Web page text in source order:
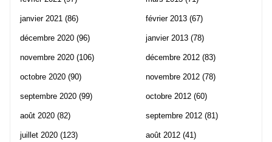
janvier 2021 (86)
décembre 2020 (96)
novembre 2020 (106)
octobre 2020 (90)
septembre 2020 (99)
août 2020 (82)
juillet 2020 (123)
février 2013 (67)
janvier 2013 (78)
décembre 2012 (83)
novembre 2012 (78)
octobre 2012 (60)
septembre 2012 (81)
août 2012 (41)